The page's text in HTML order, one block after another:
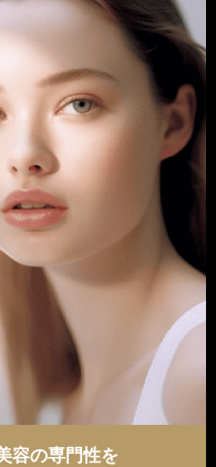
容の専門性を